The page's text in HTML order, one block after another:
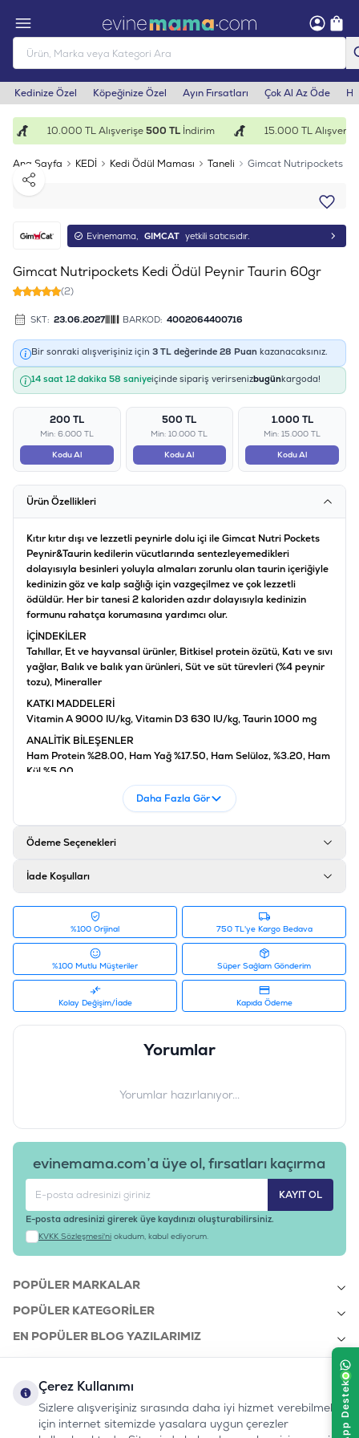
Kedinize Özel Köpeğinize Özel Ayın Fırsatları Çok Al Az Öde
10.000 TL Alışverişe500 TLİndirim 15.000 TL Alışverişe
Ana Sayfa KEDİ Kedi Ödül Maması Taneli
Gimcat Nutripockets
Paylaş
Evinemama, GIMCAT yetkili satıcısıdır.
Gimcat Nutripockets Kedi Ödül Peynir Taurin 60gr
(2)
SKT: 23.06.2027 BARKOD: 4002064400716
Bir sonraki alışverişiniz için 3 TL değerinde 28 Puan kazanacaksınız.
14 saat 12 dakika 58 saniyeiçinde sipariş verirsenizbugünkargoda!
200 TL
Min: 6.000 TL
Kodu Al
500 TL
Min: 10.000 TL
Kodu Al
1.000 TL
Min: 15.000 TL
Kodu Al
Ürün Özellikleri
Kıtır kıtır dışı ve lezzetli peynirle dolu içi ile Gimcat Nutri Pockets
Peynir&Taurin kedilerin vücutlarında sentezleyemedikleri
dolayısıyla besinleri yoluyla almaları zorunlu olan taurin içeriğiyle
kedinizin göz ve kalp sağlığı için vazgeçilmez ve çok lezzetli
ödüldür. Her bir tanesi 2 kaloriden azdır dolayısıyla kedinizin
formunu rahatça korumasına yardımcı olur.
İÇİNDEKİLER
Tahıllar, Et ve hayvansal ürünler, Bitkisel protein özütü, Katı ve sıvı
yağlar, Balık ve balık yan ürünleri, Süt ve süt türevleri (%4 peynir
tozu), Mineraller
KATKI MADDELERİ
Vitamin A 9000 IU/kg, Vitamin D3 630 IU/kg, Taurin 1000 mg
ANALİTİK BİLEŞENLER
Ham Protein %28.00, Ham Yağ %17.50, Ham Selüloz, %3.20, Ham
Kül %5.00
BESLENME YÖNTEMLERİ
Günlük 20 taneye kadar tüketilebilir.
Ürün Filtreleri
Barkod
Ürün Etiketleri
Daha Fazla Gör
Ödeme Seçenekleri
İade Koşulları
%100 Orijinal 750 TL'ye Kargo Bedava
%100 Mutlu Müşteriler Süper Sağlam Gönderim
Kolay Değişim/İade Kapıda Ödeme
Yorumlar
Yorumlar hazırlanıyor...
evinemama.com’a üye ol, fırsatları kaçırma
KAYIT OL
E-posta adresinizi girerek üye kaydınızı oluşturabilirsiniz.
KVKK Sözleşmesi'ni okudum, kabul ediyorum.
POPÜLER MARKALAR
POPÜLER KATEGORILER
EN POPÜLER BLOG YAZILARIMIZ
KURUMSAL
Çerez Kullanımı
Sizlere alışverişiniz sırasında daha iyi hizmet verebilmek
için internet sitemizde yasalara uygun çerezler